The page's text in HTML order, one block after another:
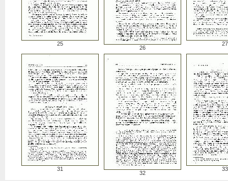
25
26
27
31
32
33